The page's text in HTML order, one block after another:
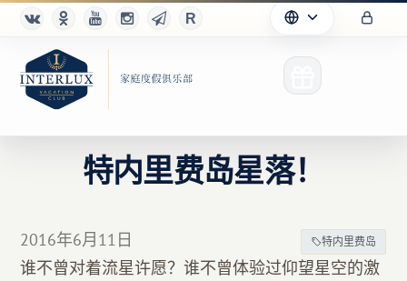
优点
特内里费岛星落！
2016年6月11日 特内里费岛
谁不曾对着流星许愿？谁不曾体验过仰望星空的激